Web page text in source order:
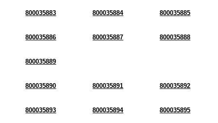
800035883 800035884 800035885
800035886 800035887 800035888
800035889
800035890 800035891 800035892
800035893 800035894 800035895